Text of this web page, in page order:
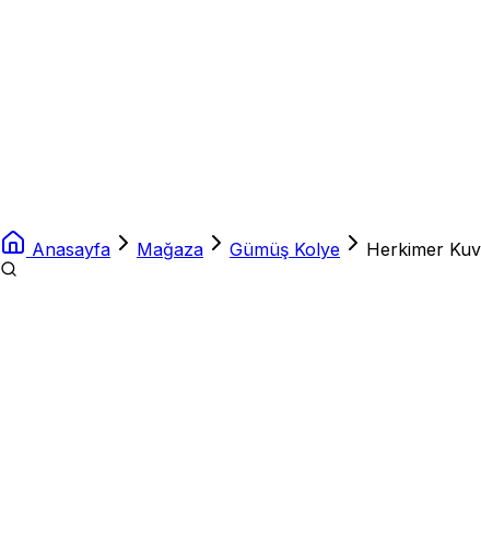
Anasayfa Mağaza Gümüş Kolye Herkimer